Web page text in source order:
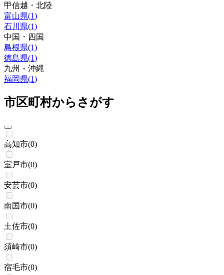
甲信越・北陸
富山県(1)
石川県(1)
中国・四国
島根県(1)
徳島県(1)
九州・沖縄
福岡県(1)
市区町村からさがす
高知市(0)
室戸市(0)
安芸市(0)
南国市(0)
土佐市(0)
須崎市(0)
宿毛市(0)